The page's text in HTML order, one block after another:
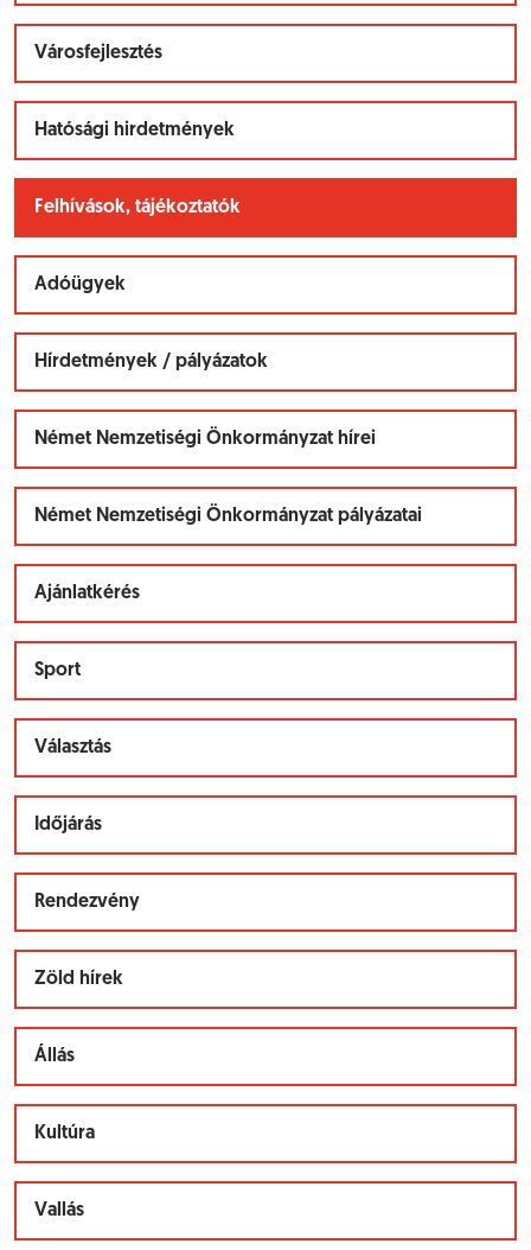
Városfejlesztés
Hatósági hirdetmények
Felhívások, tájékoztatók
Adóügyek
Hírdetmények / pályázatok
Német Nemzetiségi Önkormányzat hírei
Német Nemzetiségi Önkormányzat pályázatai
Ajánlatkérés
Sport
Választás
Időjárás
Rendezvény
Zöld hírek
Állás
Kultúra
Vallás